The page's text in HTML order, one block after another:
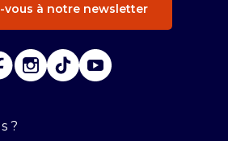
vous à notre newsletter
?